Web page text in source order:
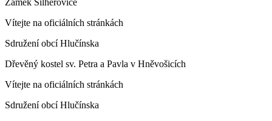
Zámek Šilheřovice
Vítejte na oficiálních stránkách
Sdružení obcí Hlučínska
Dřevěný kostel sv. Petra a Pavla v Hněvošicích
Vítejte na oficiálních stránkách
Sdružení obcí Hlučínska